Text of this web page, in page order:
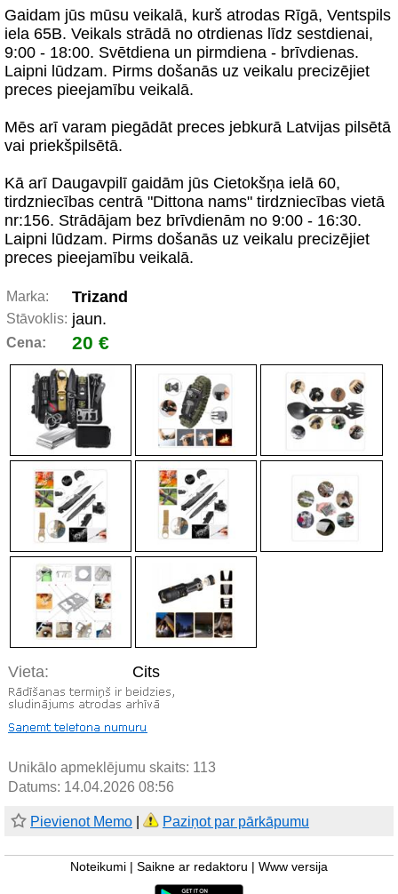
Gaidam jūs mūsu veikalā, kurš atrodas Rīgā, Ventspils
iela 65B. Veikals strādā no otrdienas līdz sestdienai,
9:00 - 18:00. Svētdiena un pirmdiena - brīvdienas.
Laipni lūdzam. Pirms došanās uz veikalu precizējiet
preces pieejamību veikalā.
Mēs arī varam piegādāt preces jebkurā Latvijas pilsētā
vai priekšpilsētā.
Kā arī Daugavpilī gaidām jūs Cietokšņa ielā 60,
tirdzniecības centrā "Dittona nams" tirdzniecības vietā
nr:156. Strādājam bez brīvdienām no 9:00 - 16:30.
Laipni lūdzam. Pirms došanās uz veikalu precizējiet
preces pieejamību veikalā.
Marka: Trizand
Stāvoklis: jaun.
Cena: 20 €
Vieta: Cits
Unikālo apmeklējumu skaits: 113
Datums: 14.04.2026 08:56
Pievienot Memo Paziņot par pārkāpumu
Noteikumi Saikne ar redaktoru Www versija